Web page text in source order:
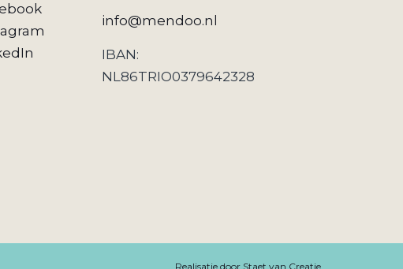
info@mendoo.nl
IBAN:
NL86TRIO0379642328
Realisatie door Staet van Creatie